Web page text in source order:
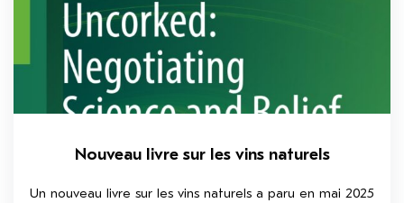
Nouveau livre sur les vins naturels
Un nouveau livre sur les vins naturels a paru en mai 2025